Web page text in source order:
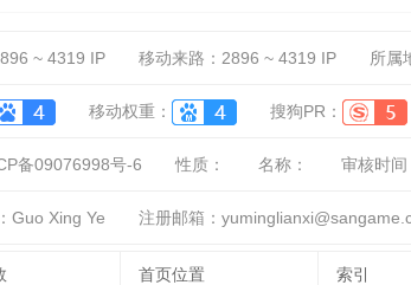
~ 4319 IP 移动来路： 2896 ~ 4319 IP 所属
移动权重： 搜狗PR：
备09076998号-6 性质： 名称： 审核时间
Guo Xing Ye 注册邮箱：
首页位置 索引